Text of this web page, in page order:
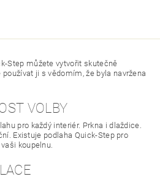
Step můžete vytvořit skutečně
ji s vědomím, že byla navržena
VOLBY
pro každý interiér. Prkna i dlaždice.
Existuje podlaha Quick-Step pro
koupelnu.